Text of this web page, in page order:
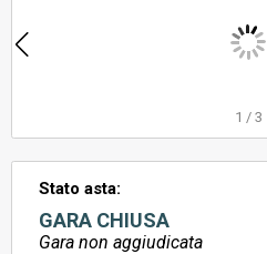
1 / 3
Stato asta:
GARA CHIUSA
Gara non aggiudicata